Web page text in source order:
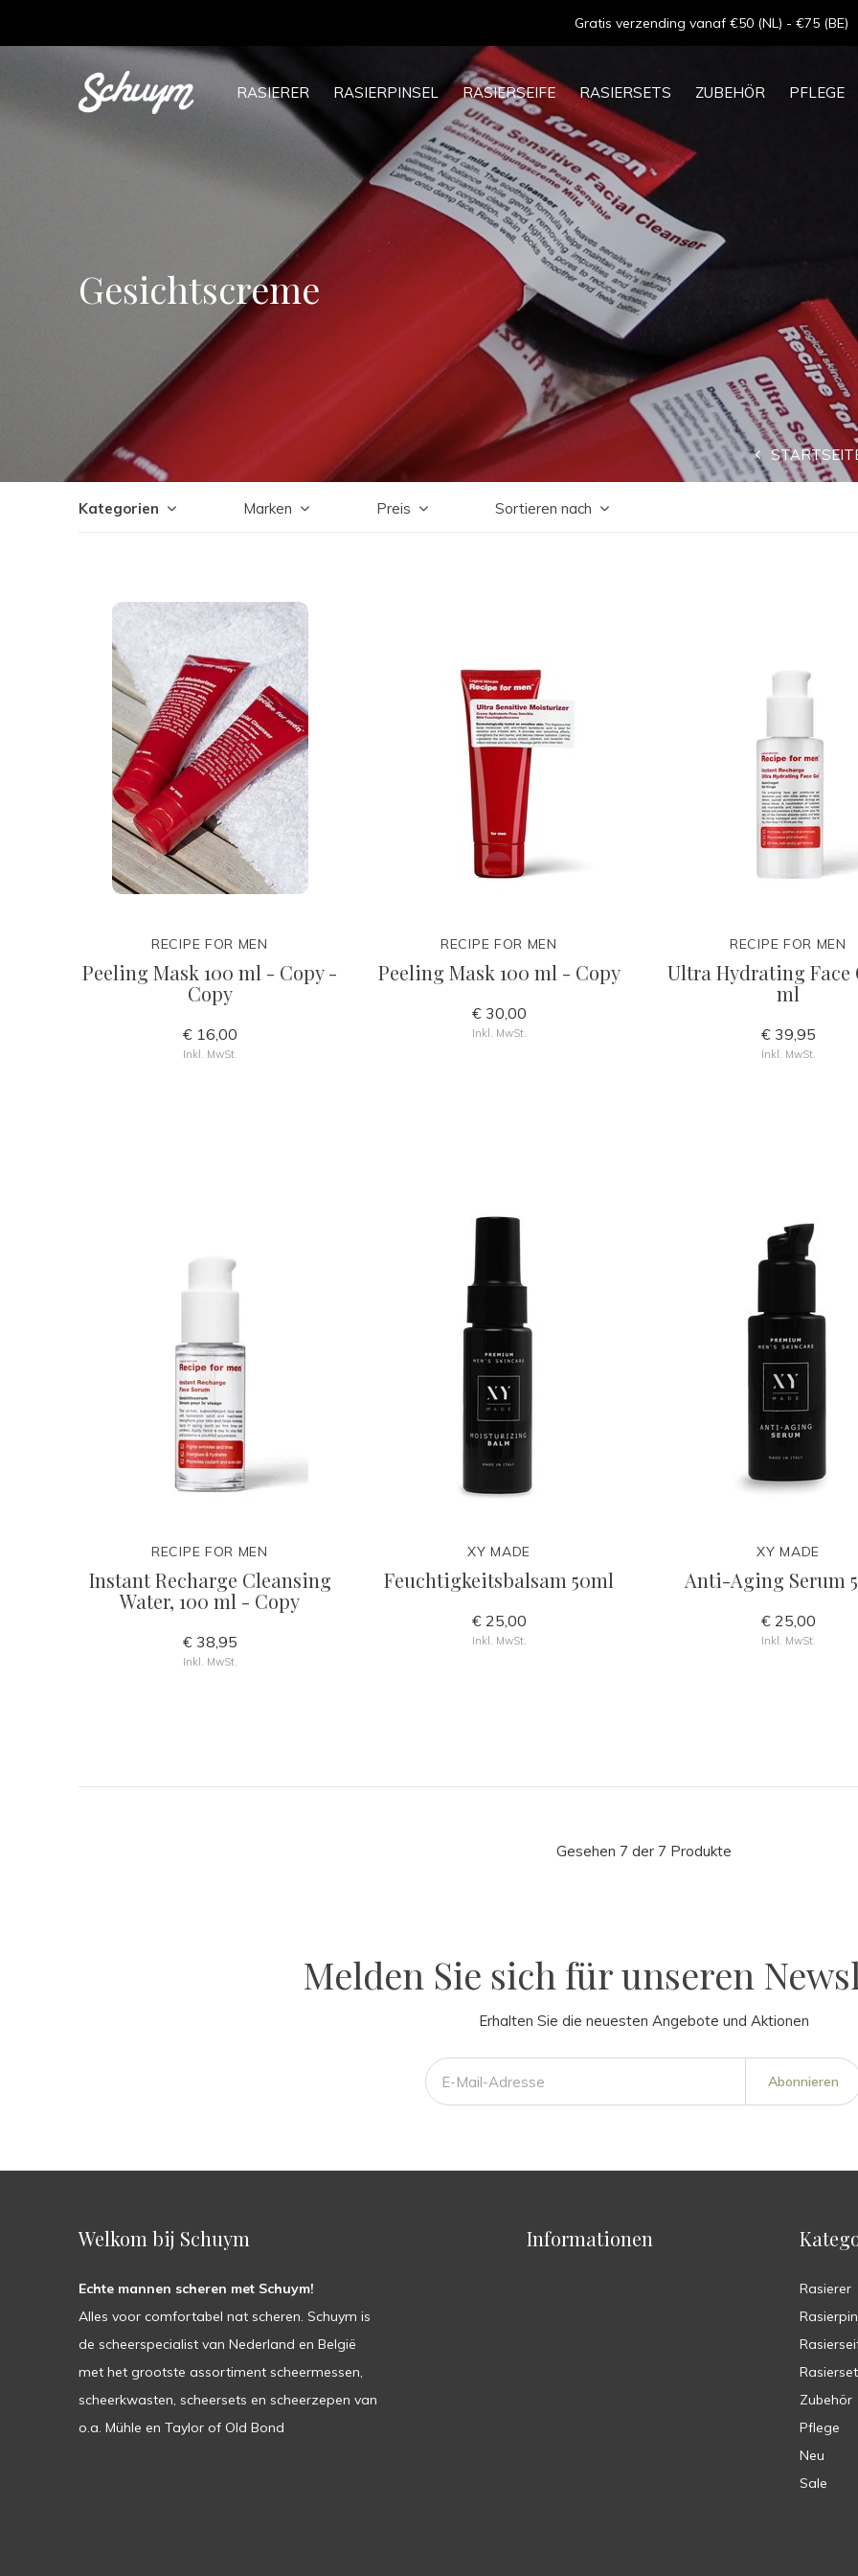
RASIERER RASIERPINSEL RASIERSEIFE RASIERSETS ZUBEHÖR PFLEGE
Gratis verzending vanaf €50 (NL) - €75 (BE)
Gesichtscreme
Kategorien Marken Preis Sortieren nach
RECIPE FOR MEN
Peeling Mask 100 ml - Copy -
Copy
€ 16,00
Inkl. MwSt.
RECIPE FOR MEN
Peeling Mask 100 ml - Copy
€ 30,00
Inkl. MwSt.
RECIPE FOR MEN
Ultra Hydrating Face
ml
€ 39,95
Inkl. MwSt.
RECIPE FOR MEN
Instant Recharge Cleansing
Water, 100 ml - Copy
€ 38,95
Inkl. MwSt.
XY MADE
Feuchtigkeitsbalsam 50ml
€ 25,00
Inkl. MwSt.
XY MADE
Anti-Aging Serum
€ 25,00
Inkl. MwSt.
Gesehen 7 der 7 Produkte
Melden Sie sich für unseren
Erhalten Sie die neuesten Angebote und Aktionen
Abonnieren
Welkom bij Schuym
Echte mannen scheren met Schuym!
Alles voor comfortabel nat scheren. Schuym is
de scheerspecialist van Nederland en België
met het grootste assortiment scheermessen,
scheerkwasten, scheersets en scheerzepen van
o.a. Mühle en Taylor of Old Bond
Informationen
Rasierer
Zubehör
Pflege
Neu
Sale